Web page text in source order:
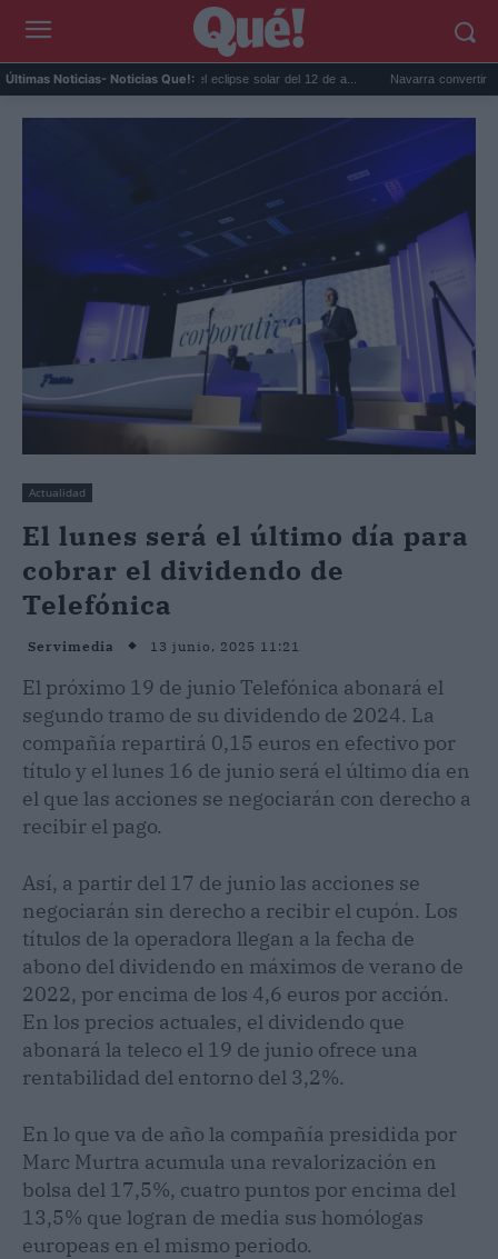
Últimas Noticias- Noticias Que!:
Gafas gratis para ver el eclipse solar del 12 de a... Navarra convertirá
Actualidad
El lunes será el último día para
cobrar el dividendo de
Telefónica
Servimedia 13 junio, 2025 11:21
El próximo 19 de junio Telefónica abonará el
segundo tramo de su dividendo de 2024. La
compañía repartirá 0,15 euros en efectivo por
título y el lunes 16 de junio será el último día en
el que las acciones se negociarán con derecho a
recibir el pago.
Así, a partir del 17 de junio las acciones se
negociarán sin derecho a recibir el cupón. Los
títulos de la operadora llegan a la fecha de
abono del dividendo en máximos de verano de
2022, por encima de los 4,6 euros por acción.
En los precios actuales, el dividendo que
abonará la teleco el 19 de junio ofrece una
rentabilidad del entorno del 3,2%.
En lo que va de año la compañía presidida por
Marc Murtra acumula una revalorización en
bolsa del 17,5%, cuatro puntos por encima del
13,5% que logran de media sus homólogas
europeas en el mismo periodo.